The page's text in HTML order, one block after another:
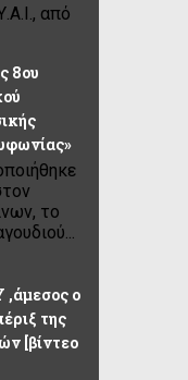
από
8ου
το
,άμεσος ο
της
[βίντεο